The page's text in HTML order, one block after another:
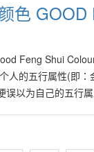
等。 取带有特定人
慧、娟、贤"等。
","佛"等，既比较带
格局、笔画，最后
研究的师傅，会参
、德、修、维等字
自哪一门的道理:
青少年，或四十岁
添福气，健康长寿
外观等。所以每一
，能带来福寿富贵
人，往往口花花、
突出的人，常常是
色
Feng Shui
人的五行属性(即
误以为自己的五行